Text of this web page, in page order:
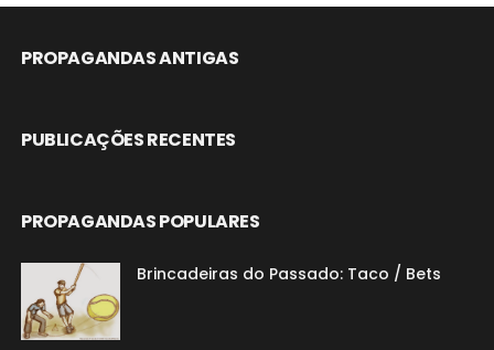
PROPAGANDAS ANTIGAS
PUBLICAÇÕES RECENTES
PROPAGANDAS POPULARES
Brincadeiras do Passado: Taco / Bets